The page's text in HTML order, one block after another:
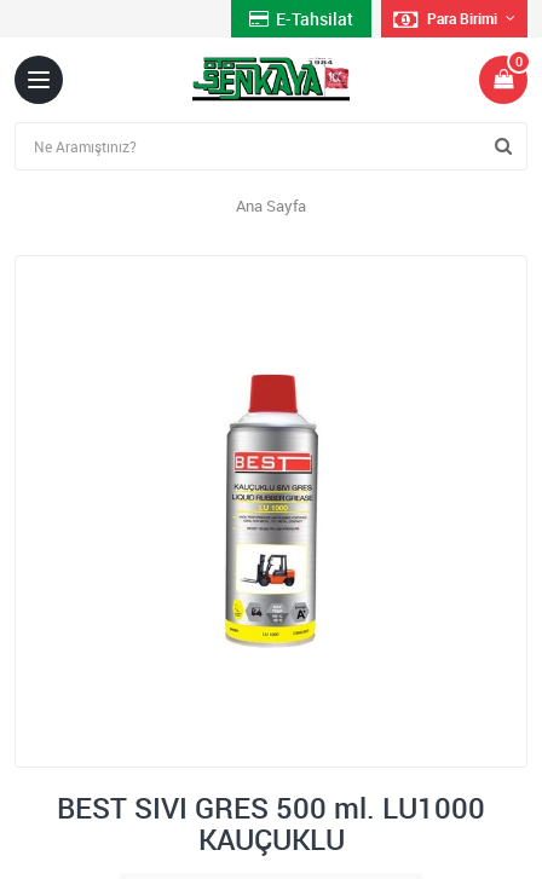
E-Tahsilat Para Birimi
0
Ana Sayfa
BEST SIVI GRES 500 ml. LU1000
KAUÇUKLU